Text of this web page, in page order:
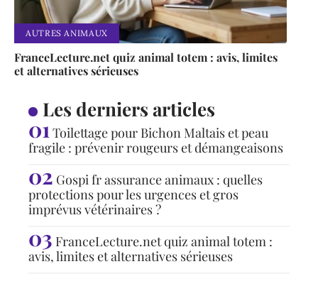
AUTRES ANIMAUX
FranceLecture.net quiz animal totem : avis, limites
et alternatives sérieuses
Les derniers articles
Toilettage pour Bichon Maltais et peau
fragile : prévenir rougeurs et démangeaisons
Gospi fr assurance animaux : quelles
protections pour les urgences et gros
imprévus vétérinaires ?
FranceLecture.net quiz animal totem :
avis, limites et alternatives sérieuses